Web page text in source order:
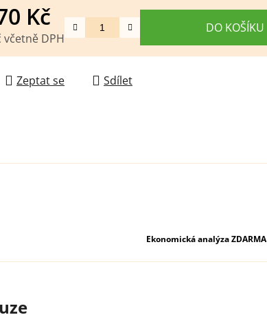
Kč
včetně DPH
DO KOŠÍKU
Zeptat se Sdílet
Ekonomická analýza ZDARMA